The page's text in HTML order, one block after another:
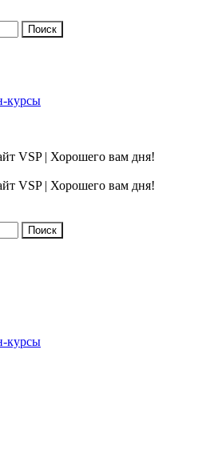
курсы
VSP | Хорошего вам дня!
VSP | Хорошего вам дня!
курсы